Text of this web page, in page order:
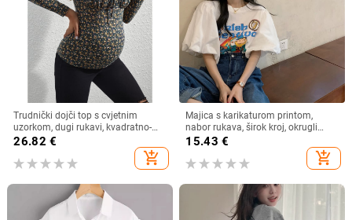
Trudnički dojči top s cvjetnim
uzorkom, dugi rukavi, kvadratno-
okrugli izrez, uski kroj, poliester s
26.82 €
add_shopping_cart
Majica s karikaturom printom,
nabor rukava, širok kroj, okrugli
izrez
15.43 €
add_shopping_cart